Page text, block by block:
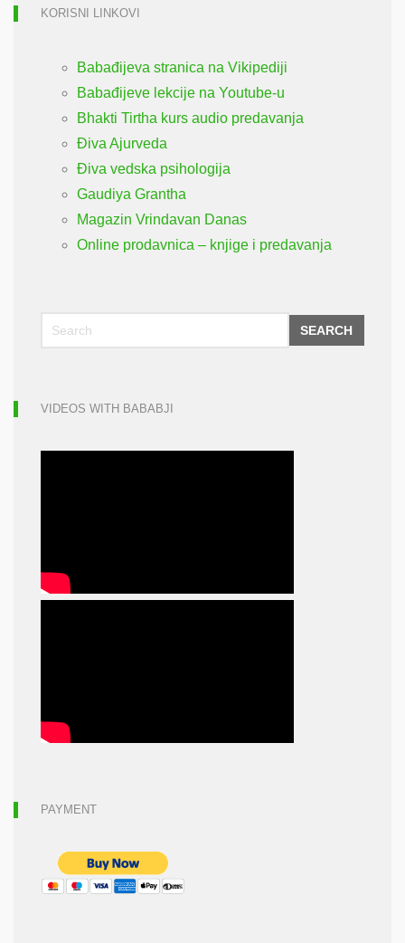
KORISNI LINKOVI
Babađijeva stranica na Vikipediji
Babađijeve lekcije na Youtube-u
Bhakti Tirtha kurs audio predavanja
Điva Ajurveda
Điva vedska psihologija
Gaudiya Grantha
Magazin Vrindavan Danas
Online prodavnica – knjige i predavanja
SEARCH
VIDEOS WITH BABABJI
PAYMENT